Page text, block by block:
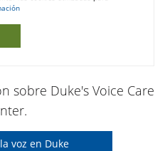
sobre Duke's Voice Care
voz en Duke